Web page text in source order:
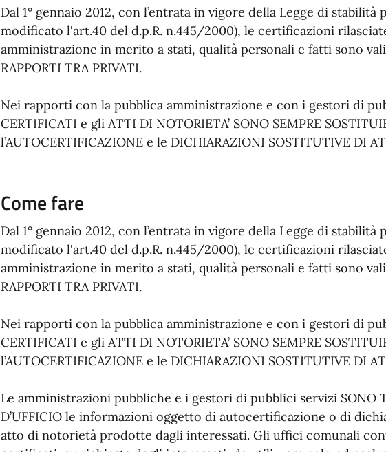
Dal 1° gennaio 2012, con l’entrata in vigore della Legge di stabilità
modificato l'art.40 del d.p.R. n.445/2000), le certificazioni
amministrazione in merito a stati, qualità personali e fatti sono
RAPPORTI TRA PRIVATI.
Nei rapporti con la pubblica amministrazione e con i gestori di
CERTIFICATI e gli ATTI DI NOTORIETA’ SONO SEMPRE
l’AUTOCERTIFICAZIONE e le DICHIARAZIONI SOSTITUTIVE DI
Come fare
Dal 1° gennaio 2012, con l’entrata in vigore della Legge di stabilità
modificato l'art.40 del d.p.R. n.445/2000), le certificazioni
amministrazione in merito a stati, qualità personali e fatti sono
RAPPORTI TRA PRIVATI.
Nei rapporti con la pubblica amministrazione e con i gestori di
CERTIFICATI e gli ATTI DI NOTORIETA’ SONO SEMPRE
l’AUTOCERTIFICAZIONE e le DICHIARAZIONI SOSTITUTIVE DI
Le amministrazioni pubbliche e i gestori di pubblici servizi SONO
D’UFFICIO le informazioni oggetto di autocertificazione o di
atto di notorietà prodotte dagli interessati. Gli uffici comunali